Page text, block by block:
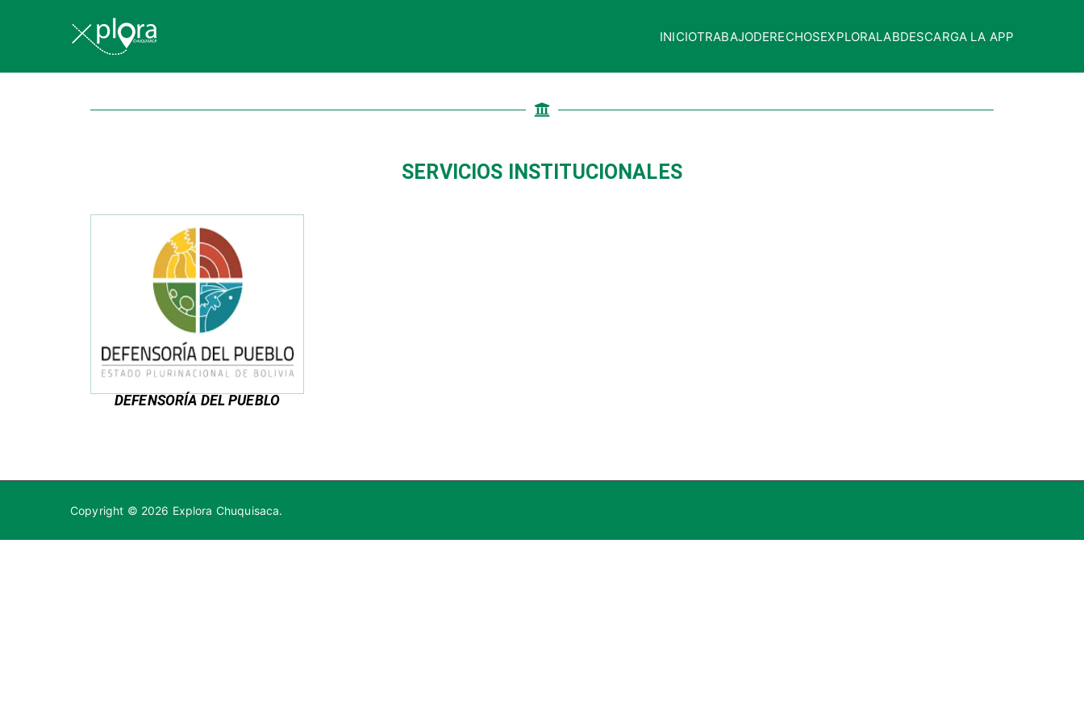
INICIOTRABAJODERECHOSEXPLORALABDESCARGA LA APP
SERVICIOS INSTITUCIONALES
DEFENSORÍA DEL PUEBLO
Copyright © 2026 Explora Chuquisaca.